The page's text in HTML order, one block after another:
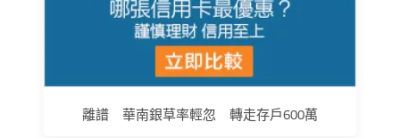
離譜 華南銀草率輕忽 轉走存戶600萬